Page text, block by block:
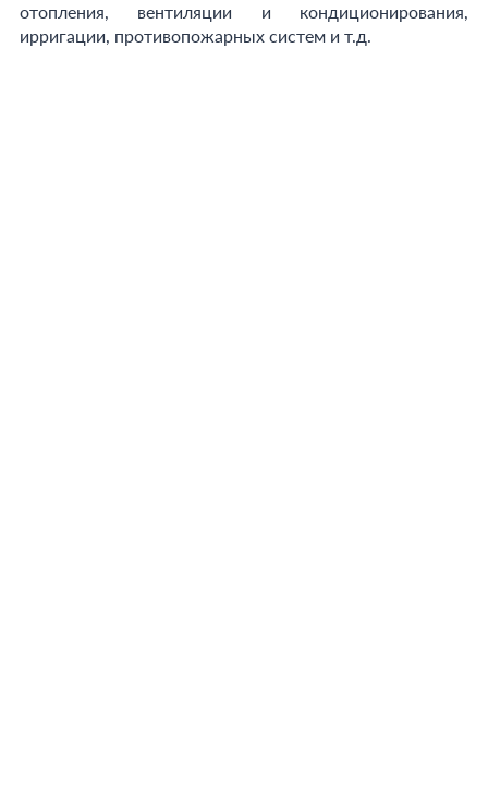
отопления, вентиляции и кондиционирования,
ирригации, противопожарных систем и т.д.